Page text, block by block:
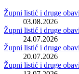
Župni listić i druge
03.08.2026
Župni listić i druge
24.07.2026
Župni listić i druge
20.07.2026
Župni listić i druge